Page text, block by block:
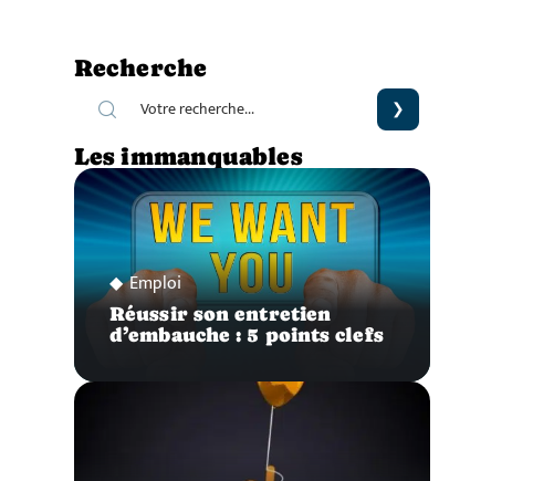
Recherche
Les immanquables
Emploi
Réussir son entretien
d’embauche : 5 points clefs